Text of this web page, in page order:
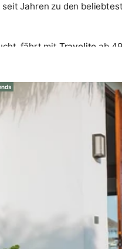
Jahren zu den
fährt mit Travelite ab
sondern hängt von
finden Sie auf dieser
Reisekoffer gibt es
Bei